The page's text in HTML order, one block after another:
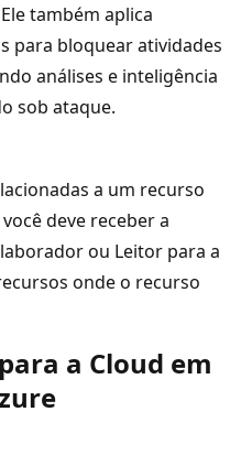
também aplica
para bloquear atividades
análises e inteligência
sob ataque.
a um recurso
deve receber a
ou Leitor para a
onde o recurso
a Cloud em